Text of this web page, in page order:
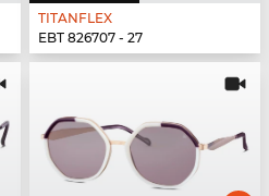
TITANFLEX
EBT 826707 - 27